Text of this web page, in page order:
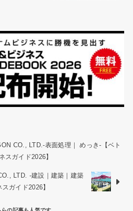
CO., LTD.-表面処理｜ めっき-【ベト
スガイド2026】
LTD. -建設｜建築｜建築
ガイド2026】